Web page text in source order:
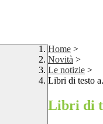
Home >
Novità >
Le notizie >
Libri di testo
Libri di